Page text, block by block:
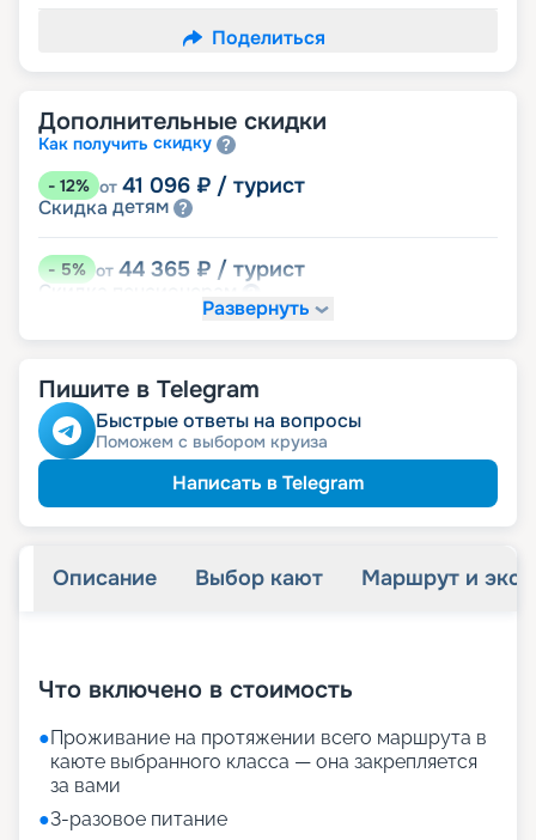
Поделиться
Дополнительные скидки
Как получить скидку
- 12% от 41 096 ₽ / турист
Скидка детям
-5% от 44 365 ₽ / турист
Скидка
именинникамРазвернуть
Пишите в Telegram
Быстрые ответы на вопросы
Поможем с выбором круиза
Написать в Telegram
Описание Выбор кают Маршрут и
Что включено в стоимость
●Проживание на протяжении всего маршрута в
каюте выбранного класса — она закрепляется
за вами
●3-разовое питание